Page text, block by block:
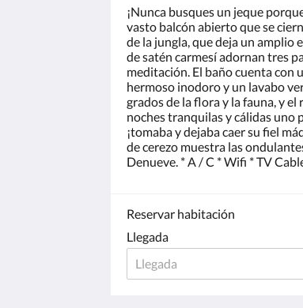
¡Nunca busques un jeque
vasto balcón abierto que se
de la jungla, que deja un amplio
de satén carmesí adornan tres
meditación. El baño cuenta con
hermoso inodoro y un lavabo
grados de la flora y la fauna, y
noches tranquilas y cálidas uno
¡tomaba y dejaba caer su fiel
de cerezo muestra las
Denueve. * A / C * Wifi * TV
Reservar habitación
Llegada